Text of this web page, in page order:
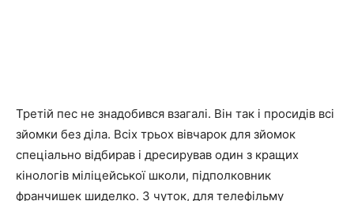
Третій пес не знадобився взагалі. Він так і просидів всі
зйомки без діла. Всіх трьох вівчарок для зйомок
спеціально відбирав і дресирував один з кращих
кінологів міліцейської школи, підполковник
франчишек шиделко. З чуток, для телефільму